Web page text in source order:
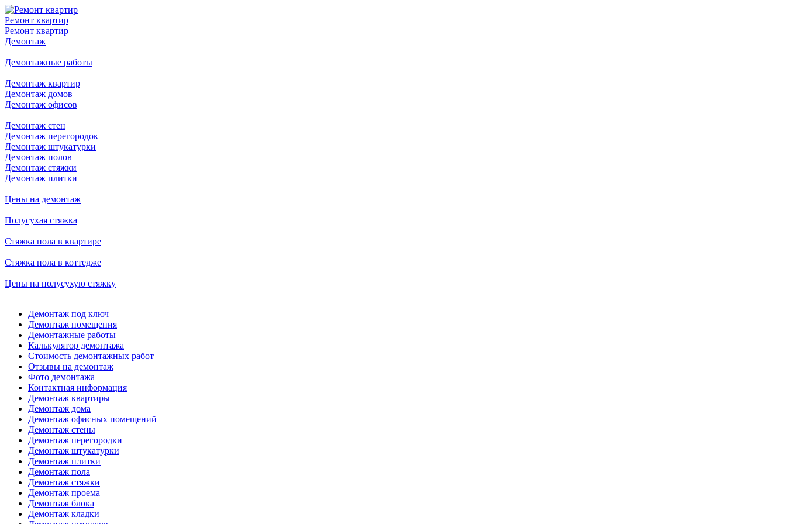
Ремонт квартир
Ремонт квартир
Демонтаж
Демонтажные работы
Демонтаж квартир
Демонтаж домов
Демонтаж офисов
Демонтаж стен
Демонтаж перегородок
Демонтаж штукатурки
Демонтаж полов
Демонтаж стяжки
Демонтаж плитки
Цены на демонтаж
Полусухая стяжка
Стяжка пола в квартире
Стяжка пола в коттедже
Цены на полусухую стяжку
Демонтаж под ключ
Демонтаж помещения
Демонтажные работы
Калькулятор демонтажа
Стоимость демонтажных работ
Отзывы на демонтаж
Фото демонтажа
Контактная информация
Демонтаж квартиры
Демонтаж дома
Демонтаж офисных помещений
Демонтаж стены
Демонтаж перегородки
Демонтаж штукатурки
Демонтаж плитки
Демонтаж пола
Демонтаж стяжки
Демонтаж проема
Демонтаж блока
Демонтаж кладки